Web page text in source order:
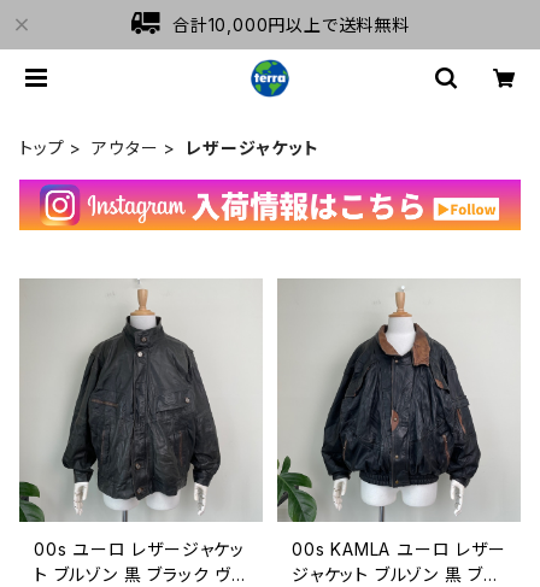
合計10,000円以上で送料無料
トップ アウター レザージャケット
00s ユーロ レザージャケッ
ト ブルゾン 黒 ブラック ヴィ
00s KAMLA ユーロ レザー
ジャケット ブルゾン 黒 ブラ